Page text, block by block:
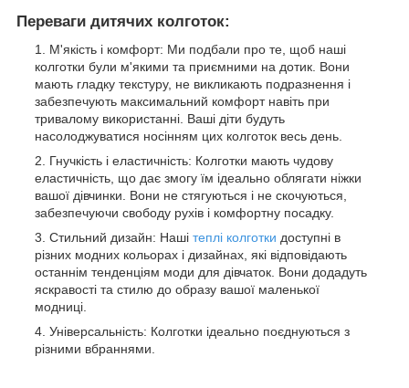
Переваги дитячих колготок:
М'якість і комфорт: Ми подбали про те, щоб наші
колготки були м'якими та приємними на дотик. Вони
мають гладку текстуру, не викликають подразнення і
забезпечують максимальний комфорт навіть при
тривалому використанні. Ваші діти будуть
насолоджуватися носінням цих колготок весь день.
Гнучкість і еластичність: Колготки мають чудову
еластичність, що дає змогу їм ідеально облягати ніжки
вашої дівчинки. Вони не стягуються і не скочуються,
забезпечуючи свободу рухів і комфортну посадку.
Стильний дизайн: Наші теплі колготки доступні в
різних модних кольорах і дизайнах, які відповідають
останнім тенденціям моди для дівчаток. Вони додадуть
яскравості та стилю до образу вашої маленької
модниці.
Універсальність: Колготки ідеально поєднуються з
різними вбраннями.